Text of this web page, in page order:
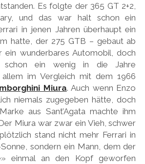
MAZDA
NISSAN
PERSONALITIES
PORSCHE
REDAKTION
Es folgte der 365 GT 2+2,
und das war halt schon ein
in jenen Jahren überhaupt ein
hatte, der 275 GTB – gebaut ab
ein wunderbares Automobil, doch
schon ein wenig in die Jahre
im Vergleich mit dem 1966
Miura. Auch wenn Enzo
niemals zugegeben hätte, doch
aus Sant’Agata machte ihm
Miura war zwar ein Vieh, schwer
stand nicht mehr Ferrari in
sondern ein Mann, dem der
einmal an den Kopf geworfen